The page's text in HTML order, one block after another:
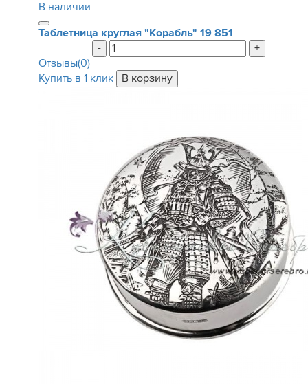
В наличии
Таблетница круглая "Корабль" 19 851
-
+
Отзывы(0)
Купить в 1 клик